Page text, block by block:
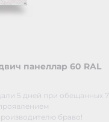
панеллар 60 RAL
5 дней при обещанных 7.
браво!